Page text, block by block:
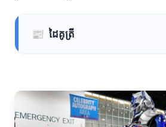
📰 ដៃគូត្រី